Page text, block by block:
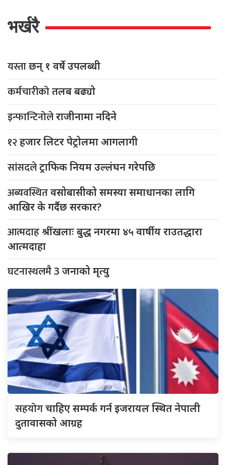
भर्खरै
यस्ताछन् १ वर्षे उपलब्धी
कर्मचारीकोतलब बढ्यो
इन्फान्टिनोलेराजीनामा नदिने
१२हजार लिटर पेट्रोलमा आगलागी
सांसदलेट्राफिक नियम उल्लंघन गरेपछि
अब्यवस्थितवसोबासीको समस्या समाधानका लागि
आखिर के गर्दैछ सरकार?
आत्मदाहश्रींखलाः बुद्ध नगरमा ४५ वार्षीय राउतद्धारा
आत्मदाहा
घटनास्थलमै3 जनाको मृत्यु
सहयोगचाहिए सम्पर्क गर्न इजरायल स्थित नेपाली
दुतावासको आग्रह